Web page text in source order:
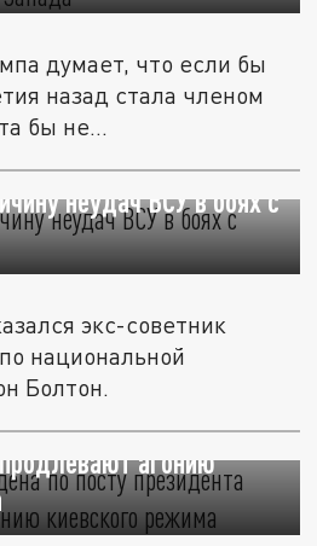
думает, что если бы
назад стала членом
бы не...
неудач ВСУ в боях с
экс-советник
национальной
Болтон.
по посту
агонию